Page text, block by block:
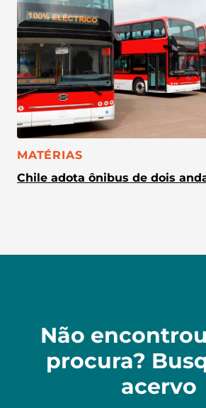
CATEGORIA:
MATÉRIAS
Chile adota ônibus de dois
Não
procura?
acervo